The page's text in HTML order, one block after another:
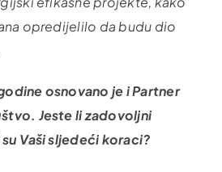
opredijelilo da budu dio
osnovano je i Partner
Jeste li zadovoljni
Vaši sljedeći koraci?